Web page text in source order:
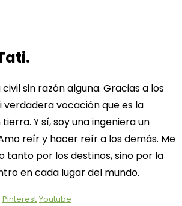
sin razón alguna. Gracias a los
verdadera vocación que es la
Y sí, soy una ingeniera un
reír y hacer reír a los demás. Me
tanto por los destinos, sino por la
en cada lugar del mundo.
Pinterest Youtube